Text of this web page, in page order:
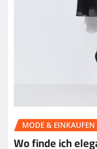
MODE & EINKAUFEN
Wo finde ich